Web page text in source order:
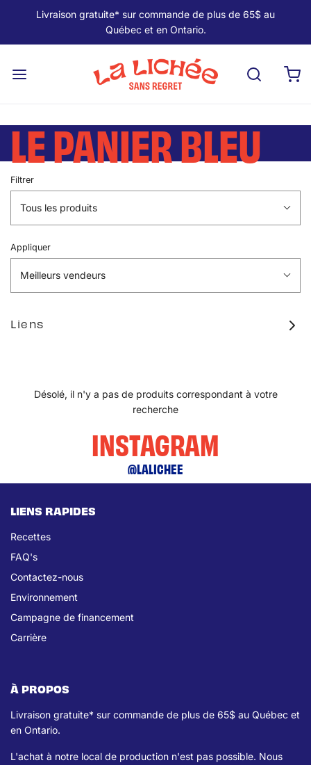
Livraison gratuite* sur commande de plus de 65$ au
Québec et en Ontario.
LE PANIER BLEU
Filtrer
Tous les produits
Appliquer
Meilleurs vendeurs
Liens
Désolé, il n'y a pas de produits correspondant à votre
recherche
INSTAGRAM
@LALICHEE
LIENS RAPIDES
Recettes
FAQ's
Contactez-nous
Environnement
Campagne de financement
Carrière
À PROPOS
Livraison gratuite* sur commande de plus de 65$ au Québec et
en Ontario.
L'achat à notre local de production n'est pas possible. Nous